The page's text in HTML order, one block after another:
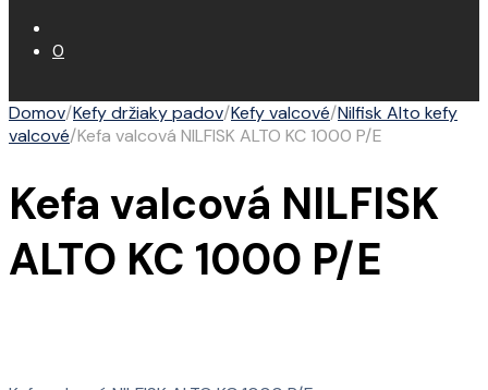
0
Domov/Kefy držiaky padov/Kefy valcové/Nilfisk Alto kefy
valcové/Kefa valcová NILFISK ALTO KC 1000 P/E
Kefa valcová NILFISK
ALTO KC 1000 P/E